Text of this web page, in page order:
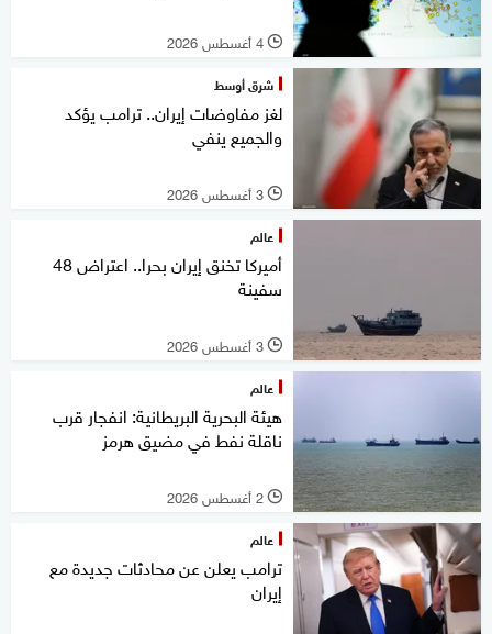
l 4 أغسطس 2026
شرق أوسط
لغز مفاوضات إيران.. ترامب يؤكد
والجميع ينفي
l 3 أغسطس 2026
عالم
أميركا تخنق إيران بحرا.. اعتراض 48
سفينة
l 3 أغسطس 2026
عالم
هيئة البحرية البريطانية: انفجار قرب
ناقلة نفط في مضيق هرمز
l 2 أغسطس 2026
عالم
ترامب يعلن عن محادثات جديدة مع
إيران